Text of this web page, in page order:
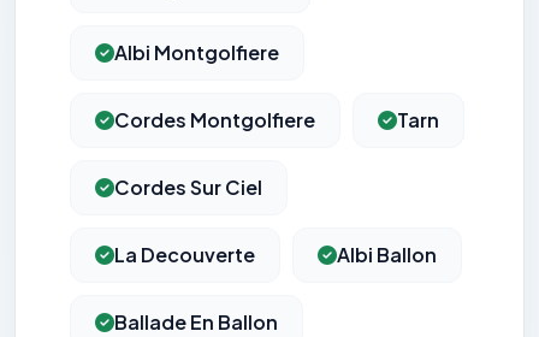
Albi Montgolfiere
Cordes Montgolfiere Tarn
Cordes Sur Ciel
La Decouverte Albi Ballon
Ballade En Ballon